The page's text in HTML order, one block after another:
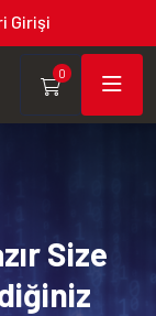
Girişi
0
Size